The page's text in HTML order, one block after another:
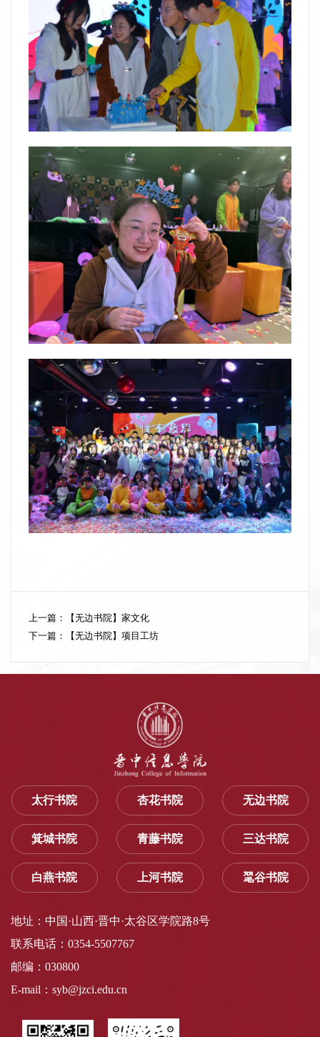
上一篇：
【无边书院】家文化
下一篇：
【无边书院】项目工坊
太行书院 杏花书院 无边书院
箕城书院 青藤书院 三达书院
白燕书院 上河书院 毣谷书院
地址：中国·山西·晋中·太谷区学院路8号
联系电话：0354-5507767
邮编：030800
E-mail：syb@jzci.edu.cn